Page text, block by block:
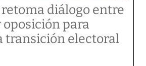
diálogo entre
oposición para
transición electoral